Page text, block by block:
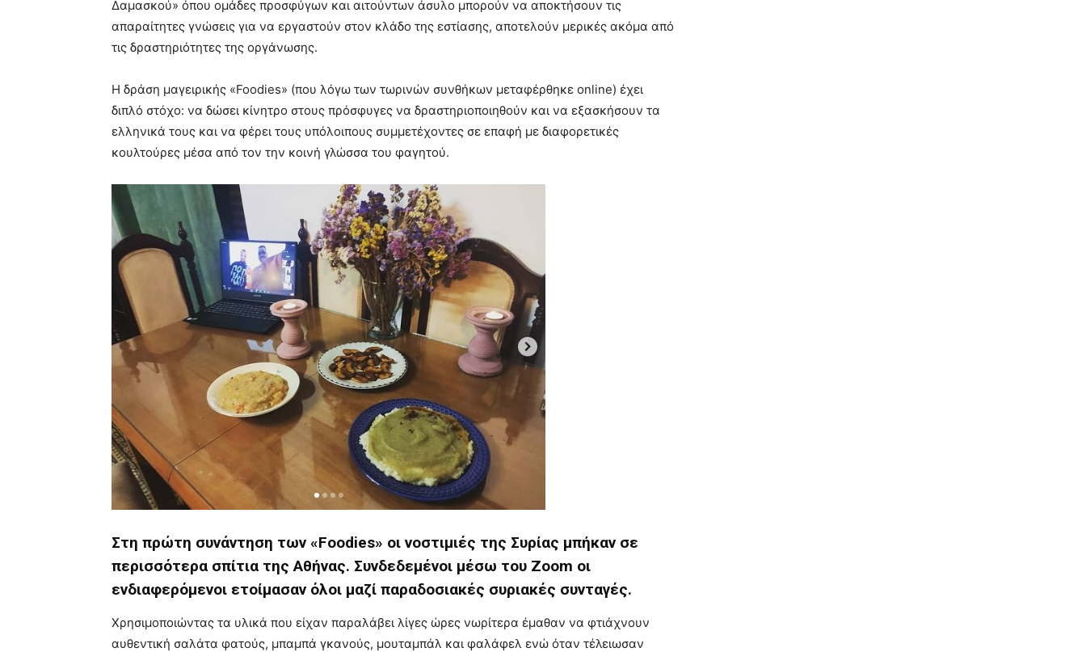
Δαμασκού» όπου ομάδες προσφύγων και αιτούντων άσυλο μπορούν να αποκτήσουν τις
απαραίτητες γνώσεις για να εργαστούν στον κλάδο της εστίασης, αποτελούν μερικές ακόμα από
τις δραστηριότητες της οργάνωσης.
Η δράση μαγειρικής «Foodies» (που λόγω των τωρινών συνθήκων μεταφέρθηκε online) έχει
διπλό στόχο: να δώσει κίνητρο στους πρόσφυγες να δραστηριοποιηθούν και να εξασκήσουν τα
ελληνικά τους και να φέρει τους υπόλοιπους συμμετέχοντες σε επαφή με διαφορετικές
κουλτούρες μέσα από τον την κοινή γλώσσα του φαγητού.
Στη πρώτη συνάντηση των «Foodies» οι νοστιμιές της Συρίας μπήκαν σε
περισσότερα σπίτια της Αθήνας. Συνδεδεμένοι μέσω του Zoom οι
ενδιαφερόμενοι ετοίμασαν όλοι μαζί παραδοσιακές συριακές συνταγές.
Χρησιμοποιώντας τα υλικά που είχαν παραλάβει λίγες ώρες νωρίτερα έμαθαν να φτιάχνουν
αυθεντική σαλάτα φατούς, μπαμπά γκανούς, μουταμπάλ και φαλάφελ ενώ όταν τέλειωσαν